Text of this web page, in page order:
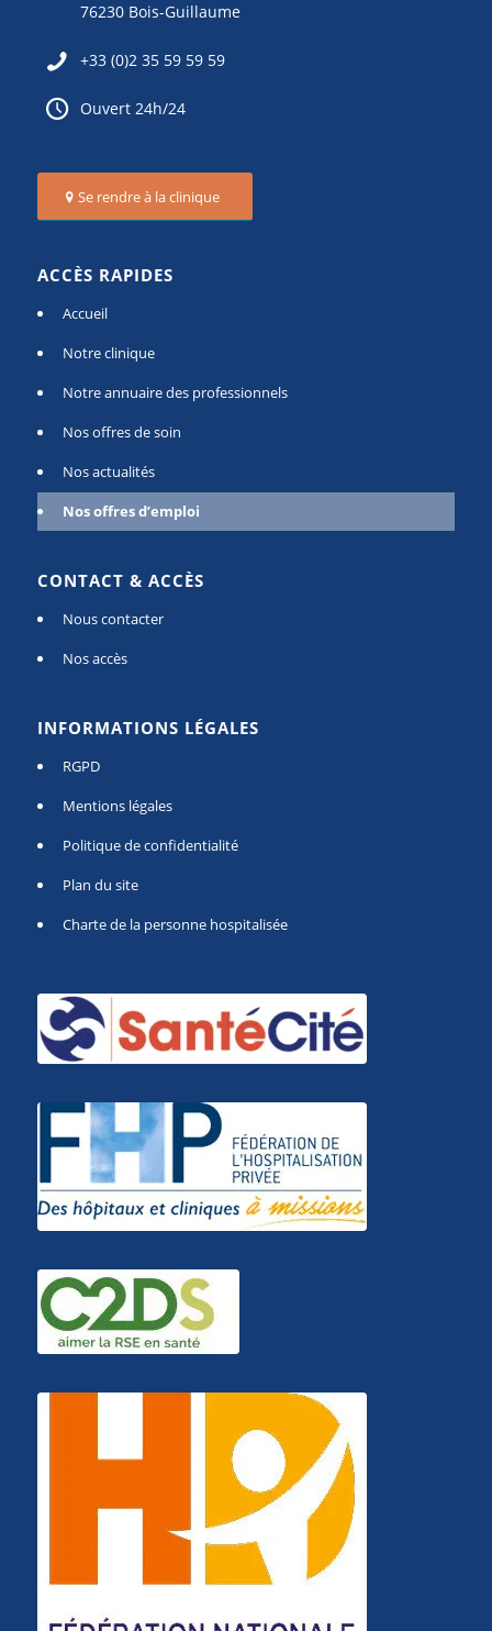
76230 Bois-Guillaume
+33 (0)2 35 59 59 59
Ouvert 24h/24
Se rendre à la clinique
ACCÈS RAPIDES
Accueil
Notre clinique
Notre annuaire des professionnels
Nos offres de soin
Nos actualités
Nos offres d’emploi
CONTACT & ACCÈS
Nous contacter
Nos accès
INFORMATIONS LÉGALES
RGPD
Mentions légales
Politique de confidentialité
Plan du site
Charte de la personne hospitalisée